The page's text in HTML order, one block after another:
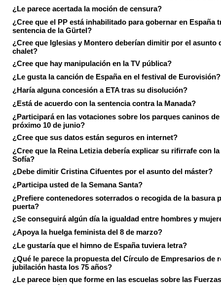
¿Le parece acertada la moción de censura?
¿Cree que el PP está inhabilitado para gobernar en España
sentencia de la Gürtel?
¿Cree que Iglesias y Montero deberían dimitir por el asunto
chalet?
¿Cree que hay manipulación en la TV pública?
¿Le gusta la canción de España en el festival de Eurovisión?
¿Haría alguna concesión a ETA tras su disolución?
¿Está de acuerdo con la sentencia contra la Manada?
¿Participará en las votaciones sobre los parques caninos de
próximo 10 de junio?
¿Cree que sus datos están seguros en internet?
¿Cree que la Reina Letizia debería explicar su rifirrafe con la
Sofía?
¿Debe dimitir Cristina Cifuentes por el asunto del máster?
¿Participa usted de la Semana Santa?
¿Prefiere contenedores soterrados o recogida de la basura
puerta?
¿Se conseguirá algún día la igualdad entre hombres y
¿Apoya la huelga feminista del 8 de marzo?
¿Le gustaría que el himno de España tuviera letra?
¿Qué le parece la propuesta del Círculo de Empresarios de
jubilación hasta los 75 años?
¿Le parece bien que forme en las escuelas sobre las